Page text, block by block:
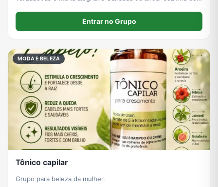
para nós mulheres: seguro, sem julgamentos
Entrar no Grupo
MODA E BELEZA
Tônico capilar
Grupo para beleza da mulher.